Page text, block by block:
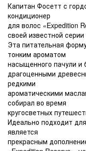
Капитан Фосетт с
кондиционер
для волос «Expedition
своей известной
Эта питательная
тонким ароматом
насыщенного пачули и
драгоценными
редкими
ароматическими
собирал во время
кругосветных
Идеально подходит
является
прекрасным